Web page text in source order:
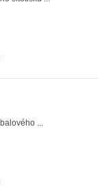
...